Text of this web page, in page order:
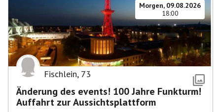
Morgen, 09.08.2026
18:00
Fischlein, 73
Änderung des events! 100 Jahre Funkturm!
Auffahrt zur Aussichtsplattform